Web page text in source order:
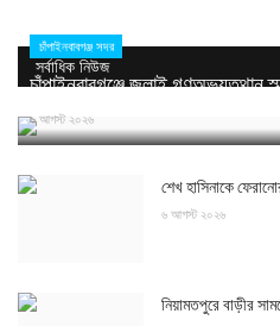
সর্বাধিক নিউজ
চাঁপাইনবাবগঞ্জ সদর
চাঁপাইনবাবগঞ্জে জুলাই গণঅভ্যুত্থান
৬ আগস্ট ২০২৬
শেখ হাসিনাকে
৬ আগস্ট ২০২৬
নিয়ামতপুরে বাড়ীর